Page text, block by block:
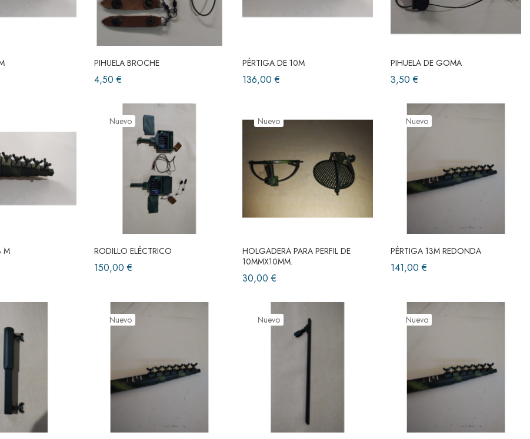
PIHUELA BROCHE
4,50 €
PÉRTIGA DE 10M
136,00 €
PIHUELA DE GOMA
3,50 €
M
Nuevo
RODILLO ELÉCTRICO
150,00 €
Nuevo
HOLGADERA PARA PERFIL DE
10MMX10MM.
30,00 €
Nuevo
PÉRTIGA 13M REDONDA
141,00 €
Nuevo Nuevo Nuevo